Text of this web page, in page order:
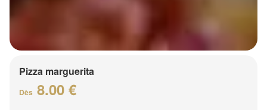
Pizza marguerita
Dès 8.00 €